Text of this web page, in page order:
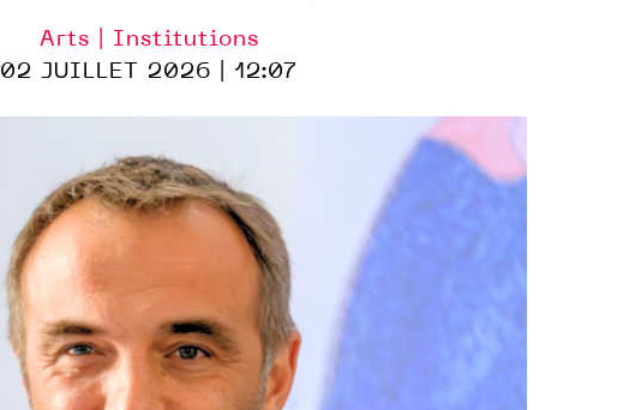
Arts | Institutions
02 JUILLET 2026 | 12:07